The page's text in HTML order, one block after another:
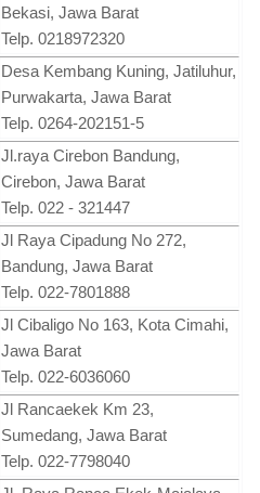
Bekasi, Jawa Barat
Telp. 0218972320
Desa Kembang Kuning, Jatiluhur,
Purwakarta, Jawa Barat
Telp. 0264-202151-5
Jl.raya Cirebon Bandung,
Cirebon, Jawa Barat
Telp. 022 - 321447
Jl Raya Cipadung No 272,
Bandung, Jawa Barat
Telp. 022-7801888
Jl Cibaligo No 163, Kota Cimahi,
Jawa Barat
Telp. 022-6036060
Jl Rancaekek Km 23,
Sumedang, Jawa Barat
Telp. 022-7798040